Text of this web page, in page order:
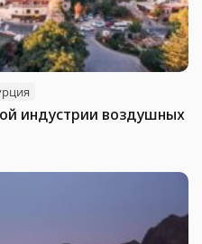
индустрии воздушных